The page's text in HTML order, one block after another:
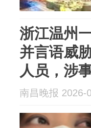
浙江温州
并言语威
人员，涉
南昌晚报 2026-